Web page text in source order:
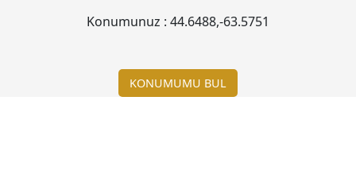
Konumunuz : 44.6488,-63.5752
KONUMUMU BUL